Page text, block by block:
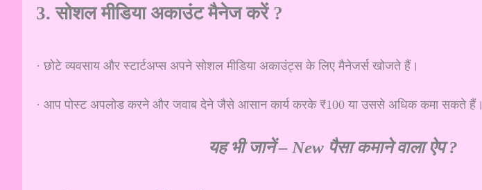
3. सोशल मीडिया अकाउंट मैनेज करें ?
· छोटे व्यवसाय और स्टार्टअप्स अपने सोशल मीडिया अकाउंट्स के लिए मैनेजर्स खोजते हैं।
· आप पोस्ट अपलोड करने और जवाब देने जैसे आसान कार्य करके ₹100 या उससे अधिक कमा सकते हैं।
यह भी जानें – New पैसा कमाने वाला ऐप ?